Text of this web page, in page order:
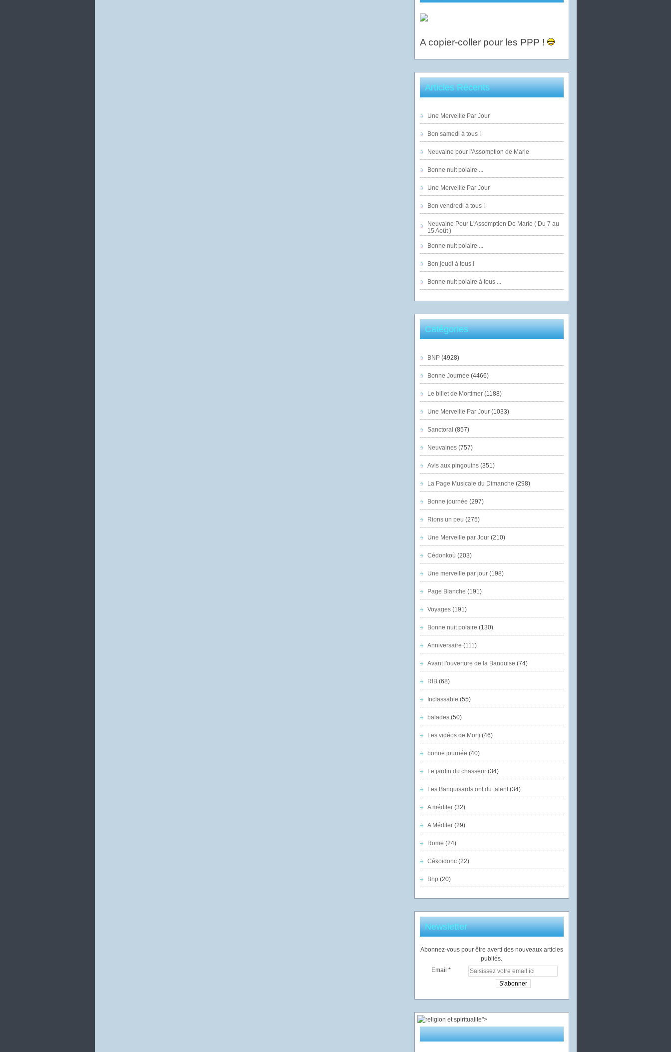
A copier-coller pour les PPP !
Articles Récents
Une Merveille Par Jour
Bon samedi à tous !
Neuvaine pour l'Assomption de Marie
Bonne nuit polaire ...
Une Merveille Par Jour
Bon vendredi à tous !
Neuvaine Pour L'Assomption De Marie ( Du 7 au
15 Août )
Bonne nuit polaire ...
Bon jeudi à tous !
Bonne nuit polaire à tous ...
Catégories
BNP(4928)
Bonne Journée (4466)
Le billet de Mortimer(1188)
Une Merveille Par Jour(1033)
Sanctoral (857)
Neuvaines(757)
Avis aux pingouins(351)
La Page Musicale du Dimanche (298)
Bonne journée (297)
Rions un peu (275)
Une Merveille par Jour(210)
Cédonkoù (203)
Une merveille par jour(198)
Page Blanche (191)
Voyages(191)
Bonne nuit polaire (130)
Anniversaire (111)
Avant l'ouverture de la Banquise (74)
RIB(68)
Inclassable (55)
balades(50)
Les vidéos de Morti (46)
bonne journée (40)
Le jardin du chasseur(34)
Les Banquisards ont du talent(34)
A méditer(32)
A Méditer(29)
Rome (24)
Cékoidonc(22)
Bnp (20)
Newsletter
Abonnez-vous pour être averti des nouveaux articles
publiés.
Email
">